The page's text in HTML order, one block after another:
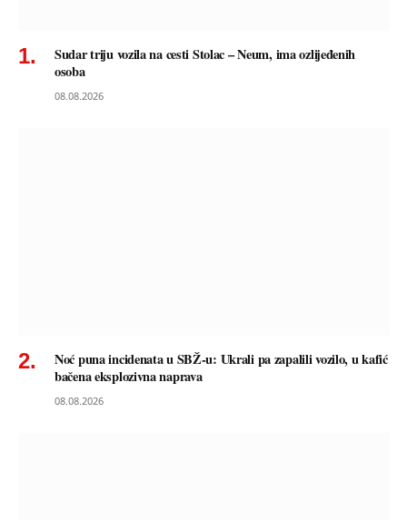
Sudar triju vozila na cesti Stolac – Neum, ima ozlijeđenih
osoba
08.08.2026
Noć puna incidenata u SBŽ-u: Ukrali pa zapalili vozilo, u kafić
bačena eksplozivna naprava
08.08.2026